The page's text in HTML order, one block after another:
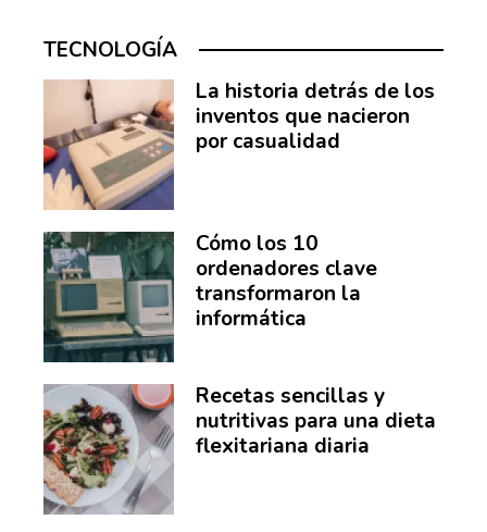
TECNOLOGÍA
La historia detrás de los
inventos que nacieron
por casualidad
Cómo los 10
ordenadores clave
transformaron la
informática
Recetas sencillas y
nutritivas para una dieta
flexitariana diaria